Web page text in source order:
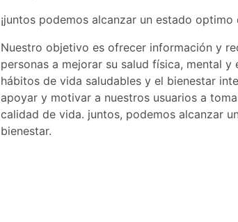
¡juntos podemos alcanzar un estado optimo
Nuestro objetivo es ofrecer información y
personas a mejorar su salud física, mental y
hábitos de vida saludables y el bienestar
apoyar y motivar a nuestros usuarios a
calidad de vida. juntos, podemos alcanzar
bienestar.